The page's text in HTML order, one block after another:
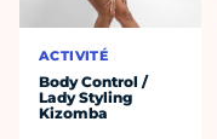
ACTIVITÉ
Body Control /
Lady Styling
Kizomba